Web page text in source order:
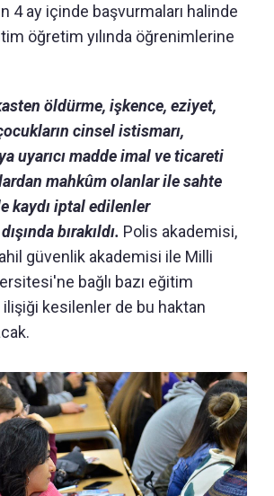
4 ay içinde başvurmaları halinde
öğretim yılında öğrenimlerine
öldürme, işkence, eziyet,
cinsel istismarı,
uyarıcı madde imal ve ticareti
mahkûm olanlar ile sahte
kaydı iptal edilenler
bırakıldı. Polis akademisi,
güvenlik akademisi ile Milli
bağlı bazı eğitim
ilişiği kesilenler de bu haktan